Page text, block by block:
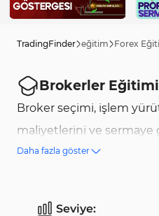
TradingFinder eğitim Forex
Brokerler Eğitimi
Broker seçimi, işlem
maliyetlerini ve
etkileyen önemli bir
Daha fazla göster
Seviye: